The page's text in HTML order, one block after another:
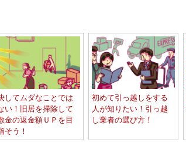
してムダなことでは
い！旧居を掃除して
金の返金額ＵＰを目
そう！
初めて引っ越しをする
人が知りたい！引っ越
し業者の選び方！